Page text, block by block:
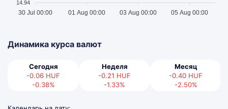
14.94
30 Jul 00:00 01 Aug 00:00 03 Aug 00:00 05 Aug 00:00
Динамика курса валют
Сегодня
-0.06 HUF
-0.38%
Неделя
-0.21 HUF
-1.33%
Месяц
-0.40 HUF
-2.50%